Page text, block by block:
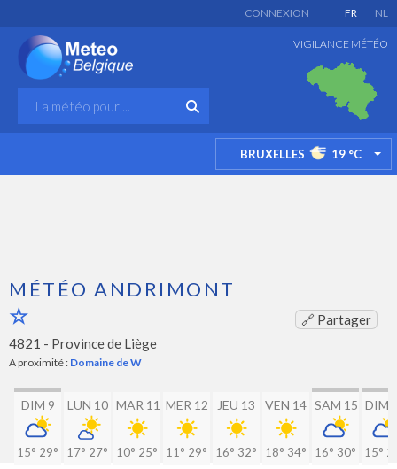
FR NL
CONNEXION
VIGILANCE MÉTÉO
BRUXELLES 19 °C
MÉTÉO ANDRIMONT
🔗 Partager
4821 - Province de Liège
A proximité : Domaine de W
DIM 9
15° 29°
LUN 10
17° 27°
MAR 11
10° 25°
MER 12
11° 29°
JEU 13
16° 32°
VEN 14
18° 34°
SAM 15
16° 30°
DIM
15°